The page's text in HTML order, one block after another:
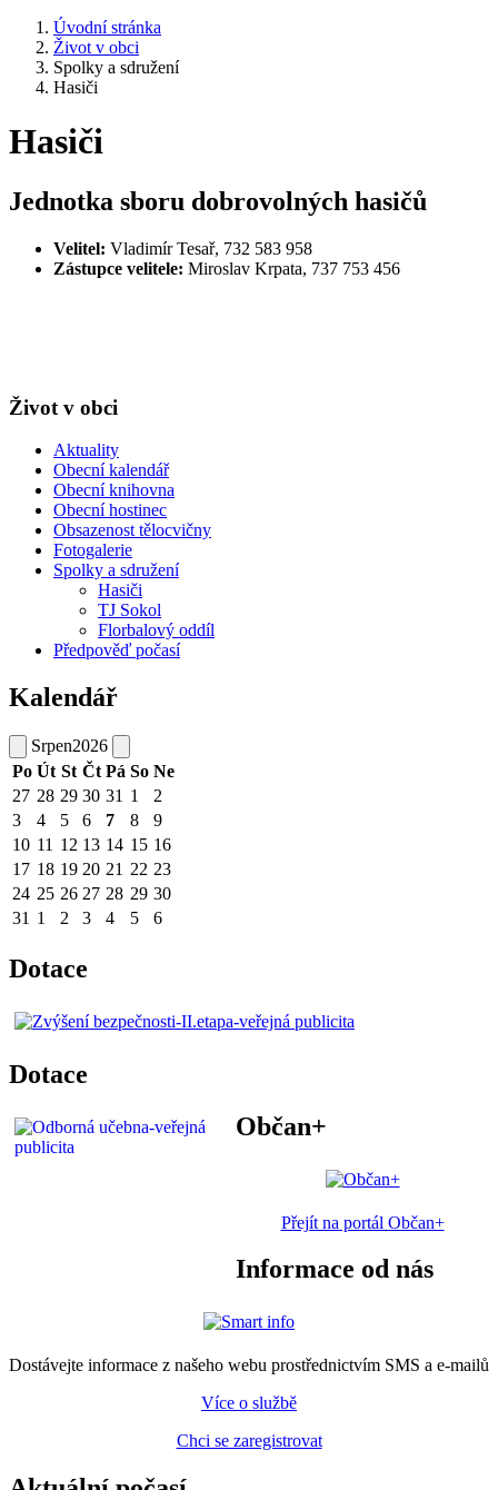
Úvodní stránka
Život v obci
Spolky a sdružení
Hasiči
Hasiči
Jednotka sboru dobrovolných hasičů
Velitel: Vladimír Tesař, 732 583 958
Zástupce velitele: Miroslav Krpata, 737 753 456
Život v obci
Aktuality
Obecní kalendář
Obecní knihovna
Obecní hostinec
Obsazenost tělocvičny
Fotogalerie
Spolky a sdružení
Hasiči
TJ Sokol
Florbalový oddíl
Předpověď počasí
Kalendář
Srpen2026
Po Út St Čt Pá So Ne
27 28 29 30 31 1
2
3
4 5 6 7 8
9
10 11 12 13 14 15 16
17 18 19 20 21 22 23
24 25 26 27 28 29 30
31 1 2 3 4 5 6
Dotace
Dotace
Občan+
Přejít na portál Občan+
Informace od nás
Dostávejte informace z našeho webu prostřednictvím SMS a e-mailů
Více o službě
Chci se zaregistrovat